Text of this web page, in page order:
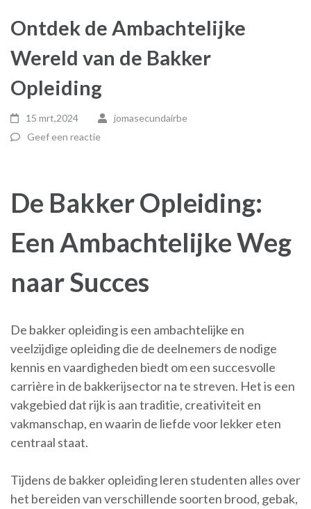
Ontdek de Ambachtelijke
Wereld van de Bakker
Opleiding
15 mrt,2024
jomasecundairbe
Geef een reactie
De Bakker Opleiding:
Een Ambachtelijke Weg
naar Succes
De bakker opleiding is een ambachtelijke en
veelzijdige opleiding die de deelnemers de nodige
kennis en vaardigheden biedt om een succesvolle
carrière in de bakkerijsector na te streven. Het is een
vakgebied dat rijk is aan traditie, creativiteit en
vakmanschap, en waarin de liefde voor lekker eten
centraal staat.
Tijdens de bakker opleiding leren studenten alles over
het bereiden van verschillende soorten brood, gebak,